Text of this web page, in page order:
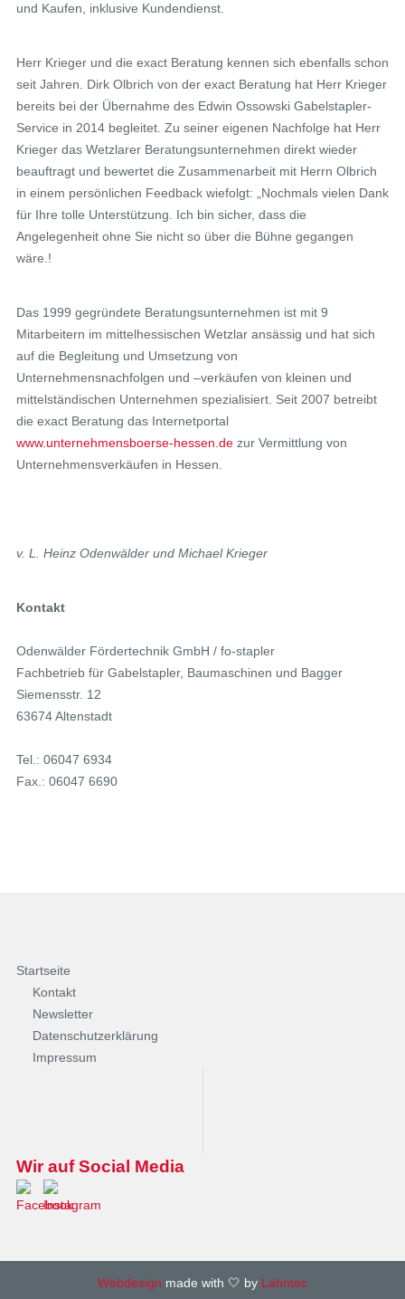
und Kaufen, inklusive Kundendienst.
Herr Krieger und die exact Beratung kennen sich ebenfalls schon
seit Jahren. Dirk Olbrich von der exact Beratung hat Herr Krieger
bereits bei der Übernahme des Edwin Ossowski Gabelstapler-
Service in 2014 begleitet. Zu seiner eigenen Nachfolge hat Herr
Krieger das Wetzlarer Beratungsunternehmen direkt wieder
beauftragt und bewertet die Zusammenarbeit mit Herrn Olbrich
in einem persönlichen Feedback wiefolgt: „Nochmals vielen Dank
für Ihre tolle Unterstützung. Ich bin sicher, dass die
Angelegenheit ohne Sie nicht so über die Bühne gegangen
wäre.!
Das 1999 gegründete Beratungsunternehmen ist mit 9
Mitarbeitern im mittelhessischen Wetzlar ansässig und hat sich
auf die Begleitung und Umsetzung von
Unternehmensnachfolgen und –verkäufen von kleinen und
mittelständischen Unternehmen spezialisiert. Seit 2007 betreibt
die exact Beratung das Internetportal
www.unternehmensboerse-hessen.de zur Vermittlung von
Unternehmensverkäufen in Hessen.
v. L. Heinz Odenwälder und Michael Krieger
Kontakt
Odenwälder Fördertechnik GmbH / fo-stapler
Fachbetrieb für Gabelstapler, Baumaschinen und Bagger
Siemensstr. 12
63674 Altenstadt
Tel.: 06047 6934
Fax.: 06047 6690
Startseite
Kontakt
Newsletter
Datenschutzerklärung
Impressum
Wir auf Social Media
Webdesign made with 🤍 by Lahntec